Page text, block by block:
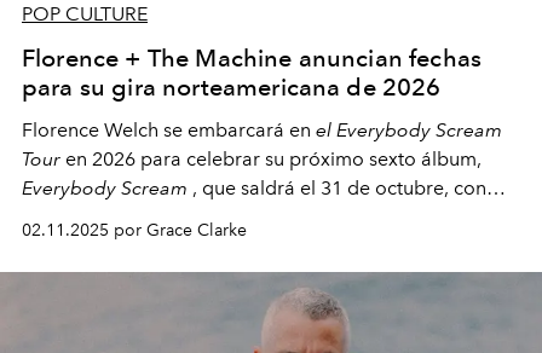
POP CULTURE
Florence + The Machine anuncian fechas
para su gira norteamericana de 2026
Florence Welch se embarcará en el Everybody Scream
Tour en 2026 para celebrar su próximo sexto álbum,
Everybody Scream , que saldrá el 31 de octubre, con
fechas en Norteamérica a partir de abril del próximo
02.11.2025 por Grace Clarke